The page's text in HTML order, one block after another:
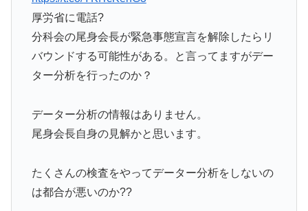
厚労省に電話?
分科会の尾身会長が緊急事態宣言を解除したらリ
バウンドする可能性がある。と言ってますがデー
ター分析を行ったのか？
データー分析の情報はありません。
尾身会長自身の見解かと思います。
たくさんの検査をやってデーター分析をしないの
は都合が悪いのか??